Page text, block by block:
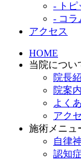
- トピ
- コラ
アクセス
HOME
当院につい
院長
院案内
よく
アク
施術メニュ
自律
認知